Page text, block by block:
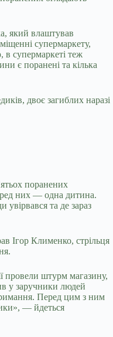
який влаштував
супермаркету,
в супермаркеті теж
є поранені та кілька
двоє загиблих наразі
поранених
них — одна дитина.
увірвався та де зараз
Ігор Клименко, стрільця
провели штурм магазину,
у заручники людей
Перед цим з ним
— йдеться